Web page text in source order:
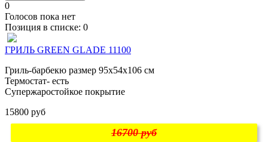
0
Голосов пока нет
Позиция в списке: 0
ГРИЛЬ GREEN GLADE 11100
Гриль-барбекю размер 95х54х106 см
Термостат- есть
Супержаростойкое покрытие
15800 руб
16700 руб